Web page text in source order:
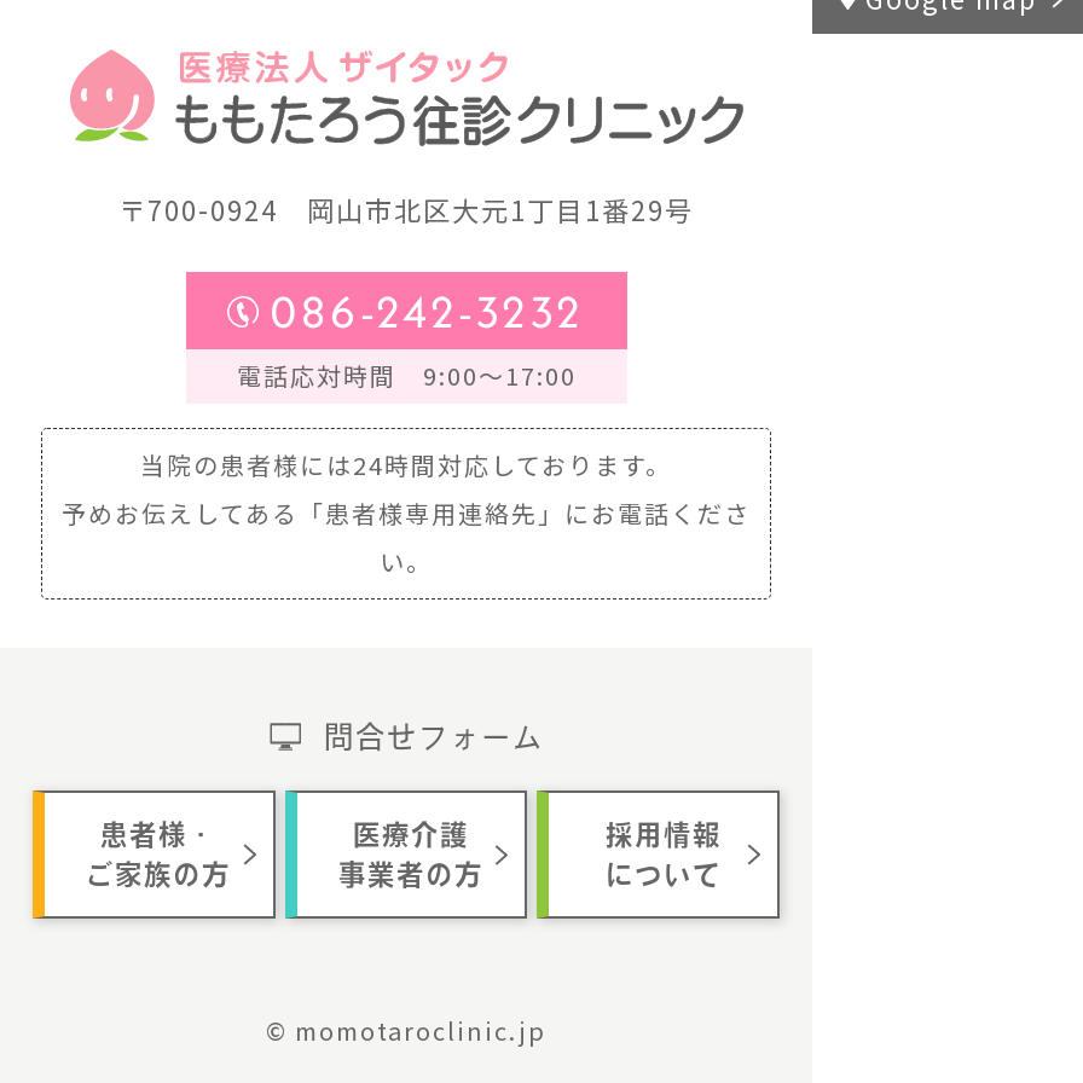
〒700-0924 岡山市北区大元1丁目1番29号
086-242-3232
電話応対時間 9:00～17:00
当院の患者様には24時間対応しております。
予めお伝えしてある
「患者様専用連絡先」にお電話くださ
い。
問合せフォーム
患者様・
ご家族の方
医療介護
事業者の方
採用情報
について
© momotaroclinic.jp